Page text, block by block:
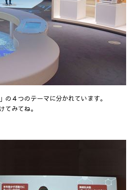
４つのテーマに分かれています。
てみてね。